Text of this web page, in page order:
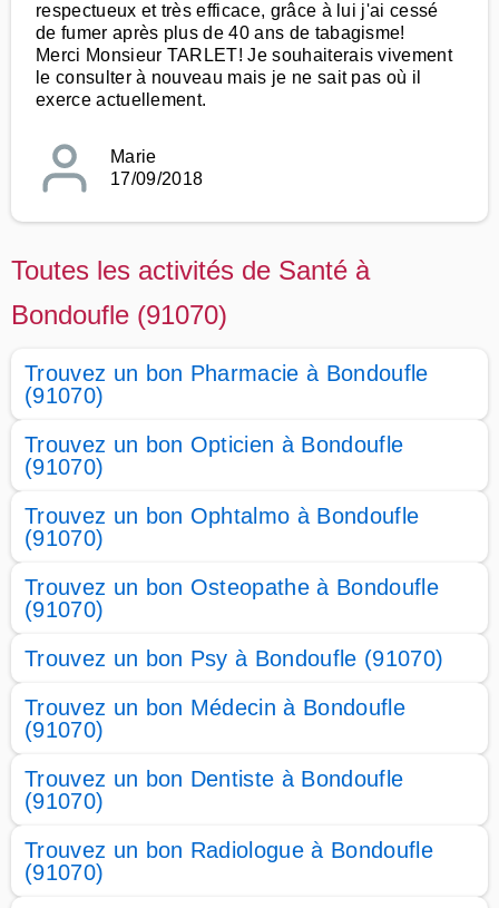
respectueux et très efficace, grâce à lui j'ai cessé
de fumer après plus de 40 ans de tabagisme!
Merci Monsieur TARLET! Je souhaiterais vivement
le consulter à nouveau mais je ne sait pas où il
exerce actuellement.
Marie
17/09/2018
Toutes les activités de Santé à
Bondoufle (91070)
Trouvez un bon Pharmacie à Bondoufle
(91070)
Trouvez un bon Opticien à Bondoufle
(91070)
Trouvez un bon Ophtalmo à Bondoufle
(91070)
Trouvez un bon Osteopathe à Bondoufle
(91070)
Trouvez un bon Psy à Bondoufle (91070)
Trouvez un bon Médecin à Bondoufle
(91070)
Trouvez un bon Dentiste à Bondoufle
(91070)
Trouvez un bon Radiologue à Bondoufle
(91070)